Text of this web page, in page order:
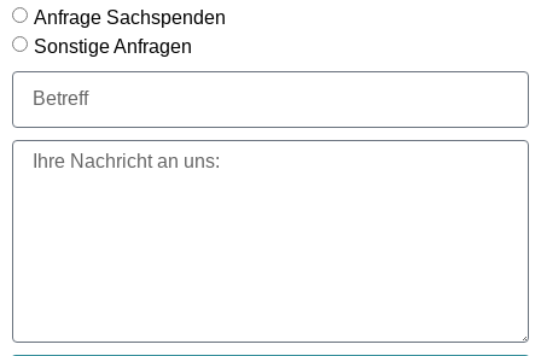
Anfrage Sachspenden
Sonstige Anfragen